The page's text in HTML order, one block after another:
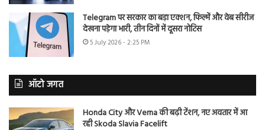
Telegram पर सरकार का बड़ा एक्शन, फिल्में और वेब सीरीज
देखना पड़ेगा भारी, तीन दिनों में दूसरा नोटिस
5 July 2026 - 2:25 PM
ऑटो जगत
Honda City और Verna की बढ़ी टेंशन, नए अवतार में आ
रही Skoda Slavia Facelift